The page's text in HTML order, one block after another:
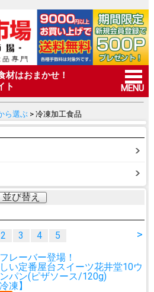
材はおまかせ！
ト
MENU
ら選ぶ> 冷凍加工食品
並び替え
>
2 3 4
5
レーバー登場！
い定番屋台スイーツ花井堂10ウ
パン(ピザソース/120g)
冷凍】